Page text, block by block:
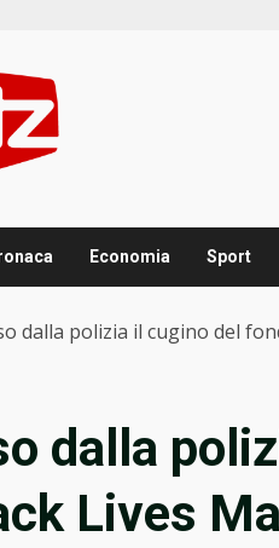
Economia Sport
dalla polizia il cugino del
dalla
Lives